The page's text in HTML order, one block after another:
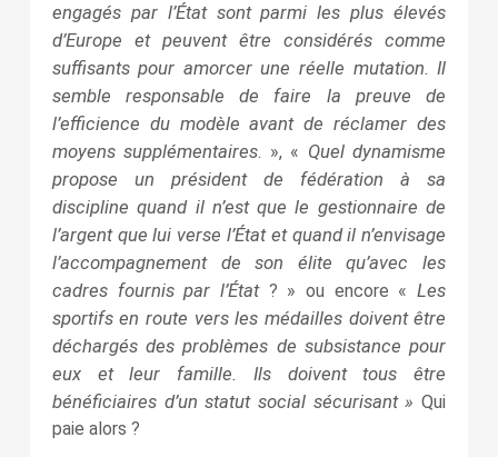
engagés par l’État sont parmi les plus élevés
d’Europe et peuvent être considérés comme
suffisants pour amorcer une réelle mutation. Il
semble responsable de faire la preuve de
l’efficience du modèle avant de réclamer des
moyens supplémentaires. », « Quel dynamisme
propose un président de fédération à sa
discipline quand il n’est que le gestionnaire de
l’argent que lui verse l’État et quand il n’envisage
l’accompagnement de son élite qu’avec les
cadres fournis par l’État? » ou encore «Les
sportifs en route vers les médailles doivent être
déchargés des problèmes de subsistance pour
eux et leur famille. Ils doivent tous être
bénéficiaires d’un statut social sécurisant »Qui
paie alors ?